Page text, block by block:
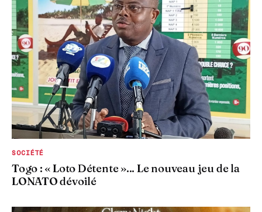
SOCIÉTÉ
Togo : « Loto Détente »... Le nouveau jeu de la
LONATO dévoilé